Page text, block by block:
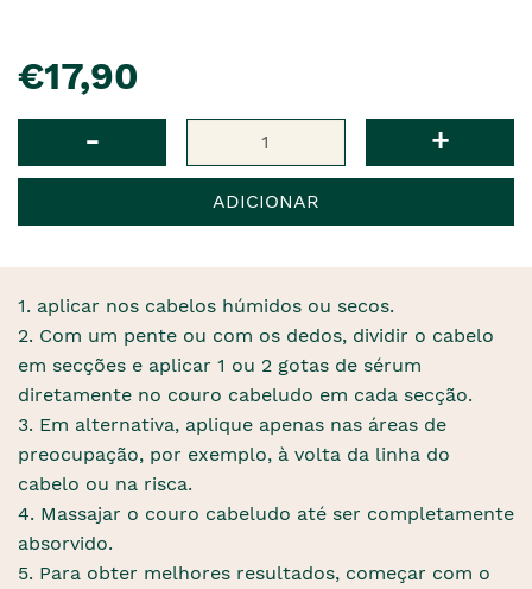
€17,90
- +
ADICIONAR
1. aplicar nos cabelos húmidos ou secos.
2. Com um pente ou com os dedos, dividir o cabelo
em secções e aplicar 1 ou 2 gotas de sérum
diretamente no couro cabeludo em cada secção.
3. Em alternativa, aplique apenas nas áreas de
preocupação, por exemplo, à volta da linha do
cabelo ou na risca.
4. Massajar o couro cabeludo até ser completamente
absorvido.
5. Para obter melhores resultados, começar com o